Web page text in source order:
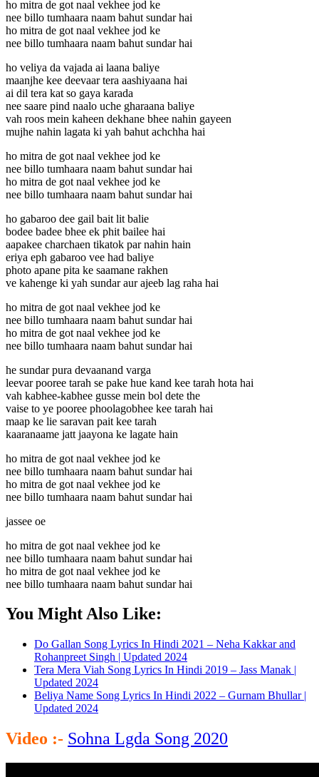
ho mitra de got naal vekhee jod ke
nee billo tumhaara naam bahut sundar hai
ho mitra de got naal vekhee jod ke
nee billo tumhaara naam bahut sundar hai
ho veliya da vajada ai laana baliye
maanjhe kee deevaar tera aashiyaana hai
ai dil tera kat so gaya karada
nee saare pind naalo uche gharaana baliye
vah roos mein kaheen dekhane bhee nahin gayeen
mujhe nahin lagata ki yah bahut achchha hai
ho mitra de got naal vekhee jod ke
nee billo tumhaara naam bahut sundar hai
ho mitra de got naal vekhee jod ke
nee billo tumhaara naam bahut sundar hai
ho gabaroo dee gail bait lit balie
bodee badee bhee ek phit bailee hai
aapakee charchaen tikatok par nahin hain
eriya eph gabaroo vee had baliye
photo apane pita ke saamane rakhen
ve kahenge ki yah sundar aur ajeeb lag raha hai
ho mitra de got naal vekhee jod ke
nee billo tumhaara naam bahut sundar hai
ho mitra de got naal vekhee jod ke
nee billo tumhaara naam bahut sundar hai
he sundar pura devaanand varga
leevar pooree tarah se pake hue kand kee tarah hota hai
vah kabhee-kabhee gusse mein bol dete the
vaise to ye pooree phoolagobhee kee tarah hai
maap ke lie saravan pait kee tarah
kaaranaame jatt jaayona ke lagate hain
ho mitra de got naal vekhee jod ke
nee billo tumhaara naam bahut sundar hai
ho mitra de got naal vekhee jod ke
nee billo tumhaara naam bahut sundar hai
jassee oe
ho mitra de got naal vekhee jod ke
nee billo tumhaara naam bahut sundar hai
ho mitra de got naal vekhee jod ke
nee billo tumhaara naam bahut sundar hai
You Might Also Like:
Do Gallan Song Lyrics In Hindi 2021 – Neha Kakkar and
Rohanpreet Singh | Updated 2024
Tera Mera Viah Song Lyrics In Hindi 2019 – Jass Manak |
Updated 2024
Beliya Name Song Lyrics In Hindi 2022 – Gurnam Bhullar |
Updated 2024
Video :- Sohna Lgda Song 2020